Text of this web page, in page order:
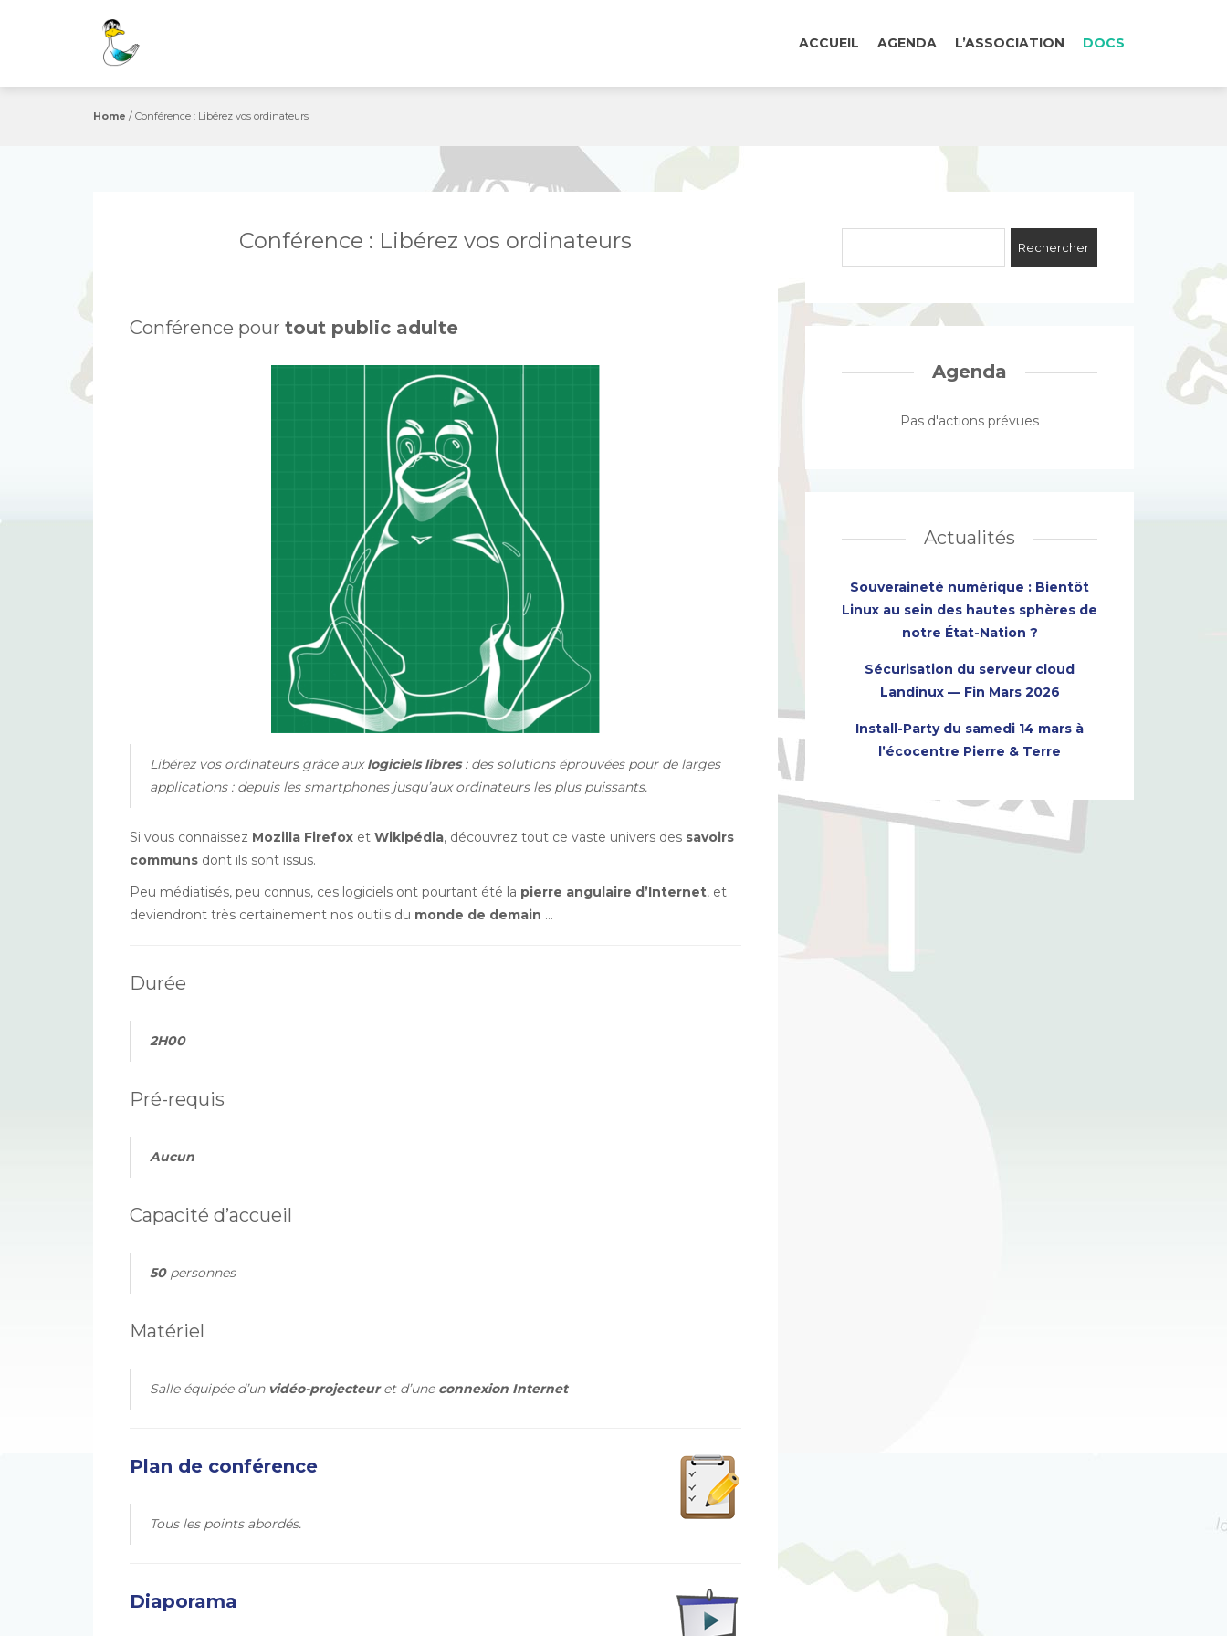
ACCUEIL AGENDA L’ASSOCIATION DOCS
Home / Conférence : Libérez vos ordinateurs
Conférence : Libérez vos ordinateurs
Conférence pour tout public adulte
Libérez vos ordinateurs grâce auxlogiciels libres: des solutions éprouvées pour de larges
applications : depuis les smartphones jusqu’aux ordinateurs les plus puissants.
Si vous connaissez Mozilla Firefox et Wikipédia, découvrez tout ce vaste univers des savoirs
communs dont ils sont issus.
Peu médiatisés, peu connus, ces logiciels ont pourtant été la pierre angulaire d’Internet, et
deviendront très certainement nos outils du monde de demain …
Durée
2H00
Pré-requis
Aucun
Capacité d’accueil
50personnes
Matériel
Salle équipée d’un vidéo-projecteuret d’une connexion Internet
Plan de conférence
Tous les points abordés.
Diaporama
Agenda
Pas d'actions prévues
Actualités
Souveraineté numérique : Bientôt
Linux au sein des hautes sphères de
notre État-Nation ?
Sécurisation du serveur cloud
Landinux — Fin Mars 2026
Install-Party du samedi 14 mars à
l’écocentre Pierre & Terre